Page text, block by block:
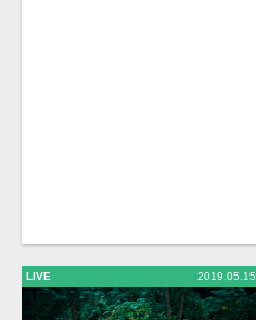
LIVE 2019.05.15